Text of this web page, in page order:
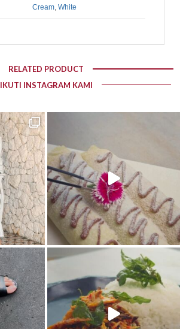
Cream ,White
RELATED PRODUCT
IKUTI INSTAGRAM KAMI